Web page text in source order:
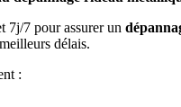
7j/7 pour assurer un
délais.
: